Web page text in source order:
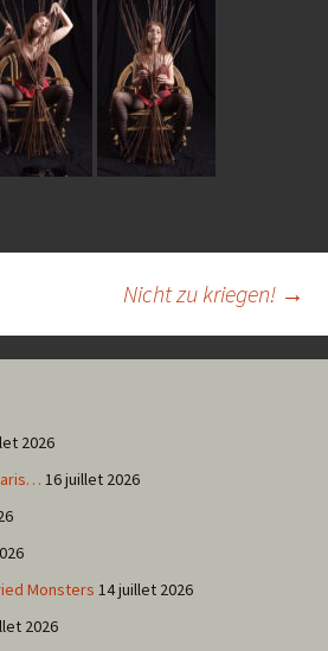
Nicht zu kriegen! →
2026
16 juillet 2026
Monsters 14 juillet 2026
2026